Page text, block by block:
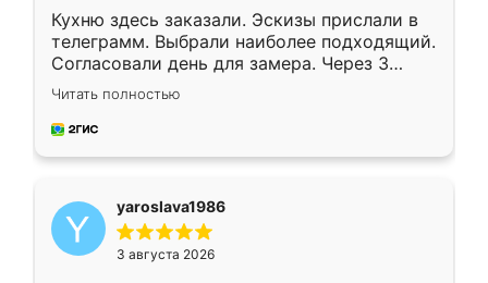
Кухню здесь заказали. Эскизы прислали в
телеграмм. Выбрали наиболее подходящий.
Согласовали день для замера. Через 3
недели кухня была уже готова. Остались
довольны работой. Спасибо Ренессанс
мебель за качественную работу!
Читать полностью
yaroslava1986
3 августа 2026